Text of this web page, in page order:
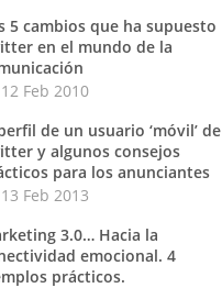
5 cambios que ha supuesto
en el mundo de la
12 Feb 2010
de un usuario ‘móvil’ de
y algunos consejos
para los anunciantes
13 Feb 2013
3.0… Hacia la
emocional. 4
prácticos.